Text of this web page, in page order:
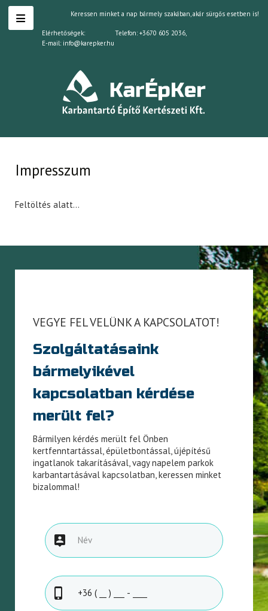
Keressen minket a nap bármely szakában, akár sürgős esetben is!
Elérhetőségek: Telefon:+3670 605 2036,
E-mail: info@karepker.hu
Impresszum
Feltöltés alatt...
VEGYE FEL VELÜNK A KAPCSOLATOT!
Szolgáltatásaink
bármelyikével
kapcsolatban kérdése
merült fel?
Bármilyen kérdés merült fel Önben
kertfenntartással, épületbontással, újépítésű
ingatlanok takarításával, vagy napelem parkok
karbantartásával kapcsolatban, keressen minket
bizalommal!